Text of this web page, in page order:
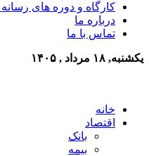
کارگاه و دوره های
درباره ما
تماس با ما
یکشنبه, ۱۸ مرداد , ۱۴۰۵
خانه
اقتصاد
بانک
بیمه